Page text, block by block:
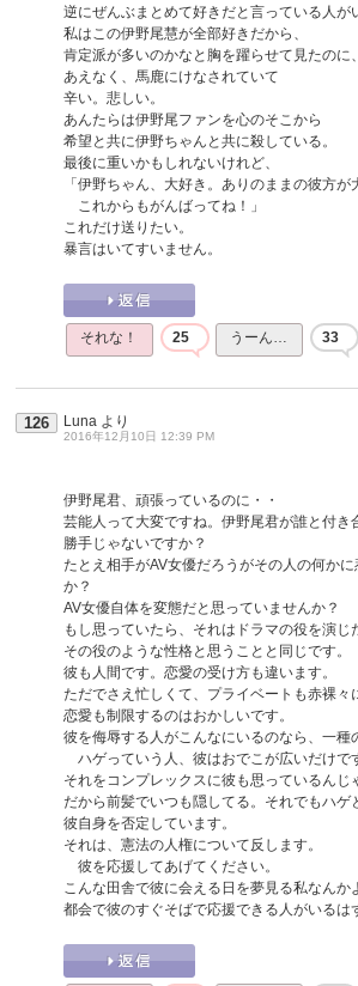
逆にぜんぶまとめて好きだと言っている人が
私はこの伊野尾慧が全部好きだから、
肯定派が多いのかなと胸を躍らせて見たのに、
あえなく、馬鹿にけなされていて
辛い。悲しい。
あんたらは伊野尾ファンを心のそこから
希望と共に伊野ちゃんと共に殺している。
最後に重いかもしれないけれど、
「伊野ちゃん、大好き。ありのままの彼方が
これからもがんばってね！」
これだけ送りたい。
暴言はいてすいません。
それな！ 25 うーん… 33
126 Luna より
2016年12月10日 12:39 PM
伊野尾君、頑張っているのに・・
芸能人って大変ですね。伊野尾君が誰と付き
勝手じゃないですか？
たとえ相手がAV女優だろうがその人の何か
か？
AV女優自体を変態だと思っていませんか？
もし思っていたら、それはドラマの役を演じ
その役のような性格と思うことと同じです。
彼も人間です。恋愛の受け方も違います。
ただでさえ忙しくて、プライベートも赤裸々
恋愛も制限するのはおかしいです。
彼を侮辱する人がこんなにいるのなら、一種
ハゲっていう人、彼はおでこが広いだけで
それをコンプレックスに彼も思っているんじ
だから前髪でいつも隠してる。それでもハゲ
彼自身を否定しています。
それは、憲法の人権について反します。
彼を応援してあげてください。
こんな田舎で彼に会える日を夢見る私なんか
都会で彼のすぐそばで応援できる人がいるは